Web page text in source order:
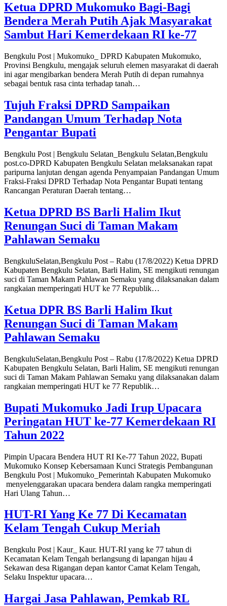
Ketua DPRD Mukomuko Bagi-Bagi
Bendera Merah Putih Ajak Masyarakat
Sambut Hari Kemerdekaan RI ke-77
Bengkulu Post | Mukomuko_ DPRD Kabupaten Mukomuko,
Provinsi Bengkulu, mengajak seluruh elemen masyarakat di daerah
ini agar mengibarkan bendera Merah Putih di depan rumahnya
sebagai bentuk rasa cinta terhadap tanah…
Tujuh Fraksi DPRD Sampaikan
Pandangan Umum Terhadap Nota
Pengantar Bupati
Bengkulu Post | Bengkulu Selatan_Bengkulu Selatan,Bengkulu
post.co-DPRD Kabupaten Bengkulu Selatan melaksanakan rapat
paripurna lanjutan dengan agenda Penyampaian Pandangan Umum
Fraksi-Fraksi DPRD Terhadap Nota Pengantar Bupati tentang
Rancangan Peraturan Daerah tentang…
Ketua DPRD BS Barli Halim Ikut
Renungan Suci di Taman Makam
Pahlawan Semaku
BengkuluSelatan,Bengkulu Post – Rabu (17/8/2022) Ketua DPRD
Kabupaten Bengkulu Selatan, Barli Halim, SE mengikuti renungan
suci di Taman Makam Pahlawan Semaku yang dilaksanakan dalam
rangkaian memperingati HUT ke 77 Republik…
Ketua DPR BS Barli Halim Ikut
Renungan Suci di Taman Makam
Pahlawan Semaku
BengkuluSelatan,Bengkulu Post – Rabu (17/8/2022) Ketua DPRD
Kabupaten Bengkulu Selatan, Barli Halim, SE mengikuti renungan
suci di Taman Makam Pahlawan Semaku yang dilaksanakan dalam
rangkaian memperingati HUT ke 77 Republik…
Bupati Mukomuko Jadi Irup Upacara
Peringatan HUT ke-77 Kemerdekaan RI
Tahun 2022
Pimpin Upacara Bendera HUT RI Ke-77 Tahun 2022, Bupati
Mukomuko Konsep Kebersamaan Kunci Strategis Pembangunan
Bengkulu Post | Mukomuko_Pemerintah Kabupaten Mukomuko
menyelenggarakan upacara bendera dalam rangka memperingati
Hari Ulang Tahun…
HUT-RI Yang Ke 77 Di Kecamatan
Kelam Tengah Cukup Meriah
Bengkulu Post | Kaur_ Kaur. HUT-RI yang ke 77 tahun di
Kecamatan Kelam Tengah berlangsung di lapangan hijau 4
Sekawan desa Rigangan depan kantor Camat Kelam Tengah,
Selaku Inspektur upacara…
Hargai Jasa Pahlawan, Pemkab RL